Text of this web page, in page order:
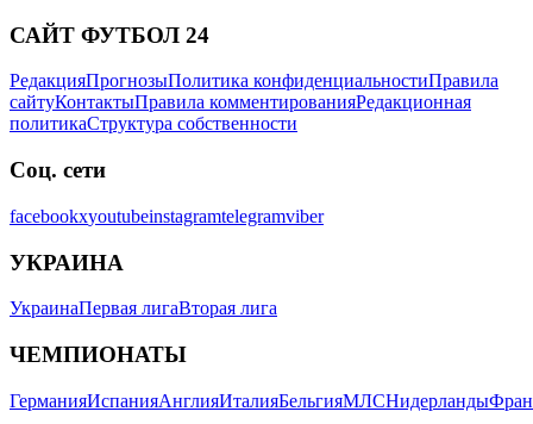
САЙТ ФУТБОЛ 24
РедакцияПрогнозыПолитика конфиденциальностиПравила
сайтуКонтактыПравила комментированияРедакционная
политикаСтруктура собственности
Соц. сети
facebookxyoutubeinstagramtelegramviber
УКРАИНА
УкраинаПервая лигаВторая лига
ЧЕМПИОНАТЫ
ГерманияИспанияАнглияИталияБельгияМЛСНидерланды